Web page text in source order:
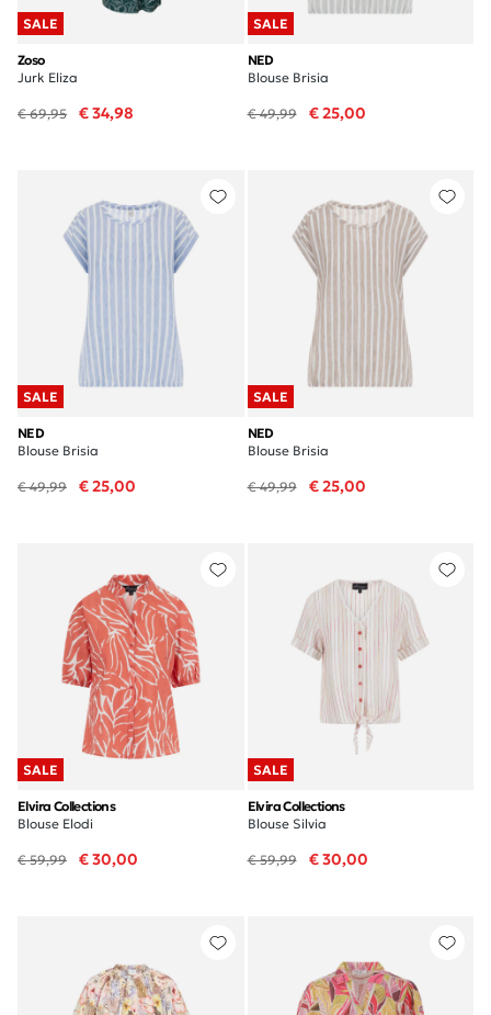
SALE
Zoso
Jurk Eliza
€ 69,95 € 34,98
SALE
NED
Blouse Brisia
€ 49,99 € 25,00
SALE
NED
Blouse Brisia
€ 49,99 € 25,00
SALE
NED
Blouse Brisia
€ 49,99 € 25,00
SALE
Elvira Collections
Blouse Elodi
€ 59,99 € 30,00
SALE
Elvira Collections
Blouse Silvia
€ 59,99 € 30,00